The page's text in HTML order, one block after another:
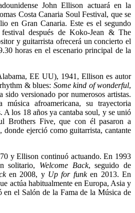
John Ellison actuará en la
Costa Canaria Soul Festival, que se
en Gran Canaria. Este es el segundo
después de Koko-Jean & The
y guitarrista ofrecerá un concierto el
horas en el escenario principal de la
EE UU), 1941, Ellison es autor
& blues: Some kind of wonderful,
sido versionado por numerosos artistas.
música afroamericana, su trayectoria
A los 18 años ya cantaba soul, y se unió
Brothers Five, que con él pasaron a
donde ejerció como guitarrista, cantante
y Ellison continuó actuando. En 1993
solitario, Welcome Back, seguido de
en 2008, y Up for funken 2013. En
actúa habitualmente en Europa, Asia y
en el Salón de la Fama de la Música de